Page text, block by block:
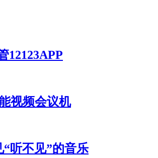
12123APP
视频会议机
听不见”的音乐